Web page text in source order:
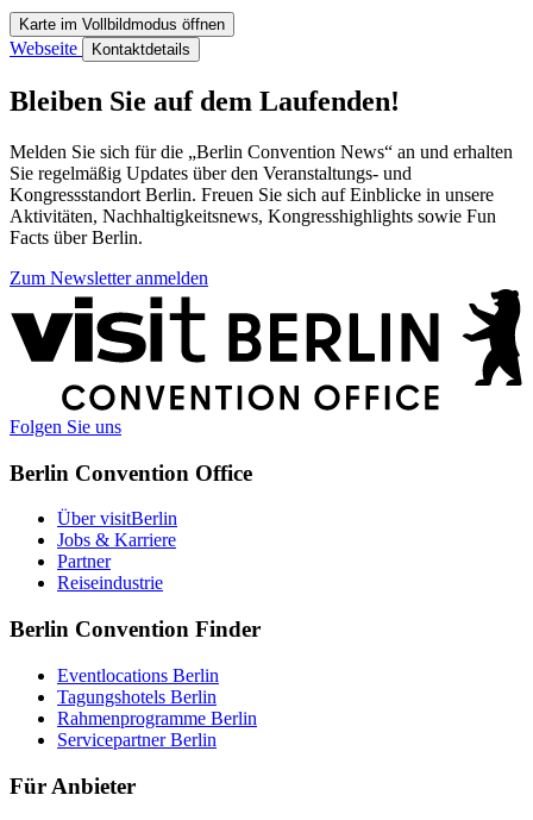
Karte im Vollbildmodus öffnen
Webseite Kontaktdetails
Bleiben Sie auf dem Laufenden!
Melden Sie sich für die „Berlin Convention News“ an und erhalten
Sie regelmäßig Updates über den Veranstaltungs- und
Kongressstandort Berlin. Freuen Sie sich auf Einblicke in unsere
Aktivitäten, Nachhaltigkeitsnews, Kongresshighlights sowie Fun
Facts über Berlin.
Zum Newsletter anmelden
Weitere
Informationen
Folgen Sie uns
Berlin Convention Office
Über visitBerlin
Jobs & Karriere
Partner
Reiseindustrie
Berlin Convention Finder
Eventlocations Berlin
Tagungshotels Berlin
Rahmenprogramme Berlin
Servicepartner Berlin
Für Anbieter